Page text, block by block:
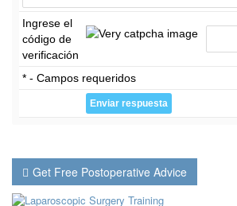
Ingrese el
código de
verificación
* - Campos requeridos
Get Free Postoperative Advice